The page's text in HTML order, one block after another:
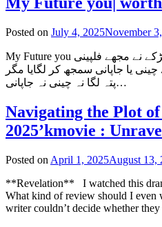
Posted on July 4, 2025November
My Future you بھلا ہو میرئ ٹھرک کا پیارے لڑکے نے مجھے فلپینی
یا جاپانی سمجھ کر لگایا مگر
پتہ لگا نہ چینی نہ جاپانی…
Navigating the Plot of
2025’kmovie :
Posted on April 1, 2025August 13,
**Revelation** I watched this
What kind of review should I even
writer couldn’t decide whether